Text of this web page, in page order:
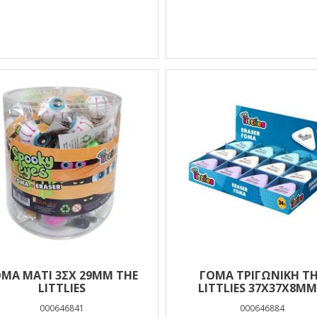
ΜΑΤΙ 3ΣΧ 29MM THE
LITTLIES
000646841
ΓΌΜΑ ΤΡΙΓΩΝΙΚΉ
LITTLIES
000646884